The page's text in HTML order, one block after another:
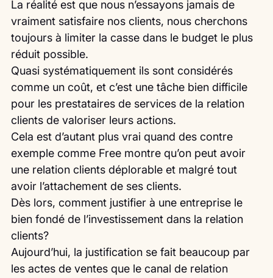
La réalité est que nous n’essayons jamais de
vraiment satisfaire nos clients, nous cherchons
toujours à limiter la casse dans le budget le plus
réduit possible.
Quasi systématiquement ils sont considérés
comme un coût, et c’est une tâche bien difficile
pour les prestataires de services de la relation
clients de valoriser leurs actions.
Cela est d’autant plus vrai quand des contre
exemple comme Free montre qu’on peut avoir
une relation clients déplorable et malgré tout
avoir l’attachement de ses clients.
Dès lors, comment justifier à une entreprise le
bien fondé de l’investissement dans la relation
clients?
Aujourd’hui, la justification se fait beaucoup par
les actes de ventes que le canal de relation